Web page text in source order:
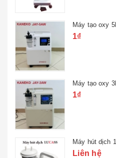
Máy tạo oxy
1₫
Máy tạo oxy
1₫
Máy hút dịch
Liên hệ